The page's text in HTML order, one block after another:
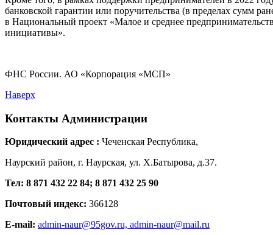
банковской гарантии или поручительства (в пределах сумм
в Национальный проект «Малое и среднее
инициативы».
ФНС России. АО «Корпорация «МСП»
Наверх
Контакты Администрации
Юридический адрес : Чеченская Республика,
Наурский район, г. Наурская, ул. Х.Батырова, д.37.
Тел: 8 871 432 22 84; 8 871 432 25 90
Почтовый индекс: 366128
E-mail: admin-naur@95gov.ru, admin-naur@mail.ru